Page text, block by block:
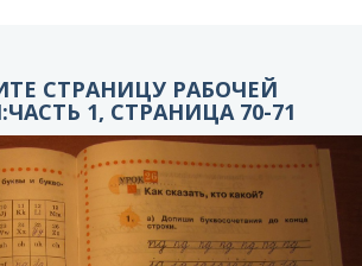
СТРАНИЦУ РАБОЧЕЙ
1, СТРАНИЦА 70-71